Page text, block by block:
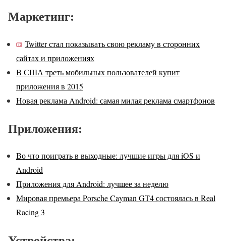
Маркетинг:
Twitter стал показывать свою рекламу в сторонних
сайтах и приложениях
В США треть мобильных пользователей купит
приложения в 2015
Новая реклама Android: самая милая реклама смартфонов
Приложения:
Во что поиграть в выходные: лучшие игры для iOS и
Android
Приложения для Android: лучшее за неделю
Мировая премьера Porsche Cayman GT4 состоялась в Real
Racing 3